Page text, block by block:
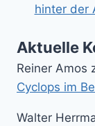
hinter der
Aktuelle
Reiner Amos
Cyclops im
Walter